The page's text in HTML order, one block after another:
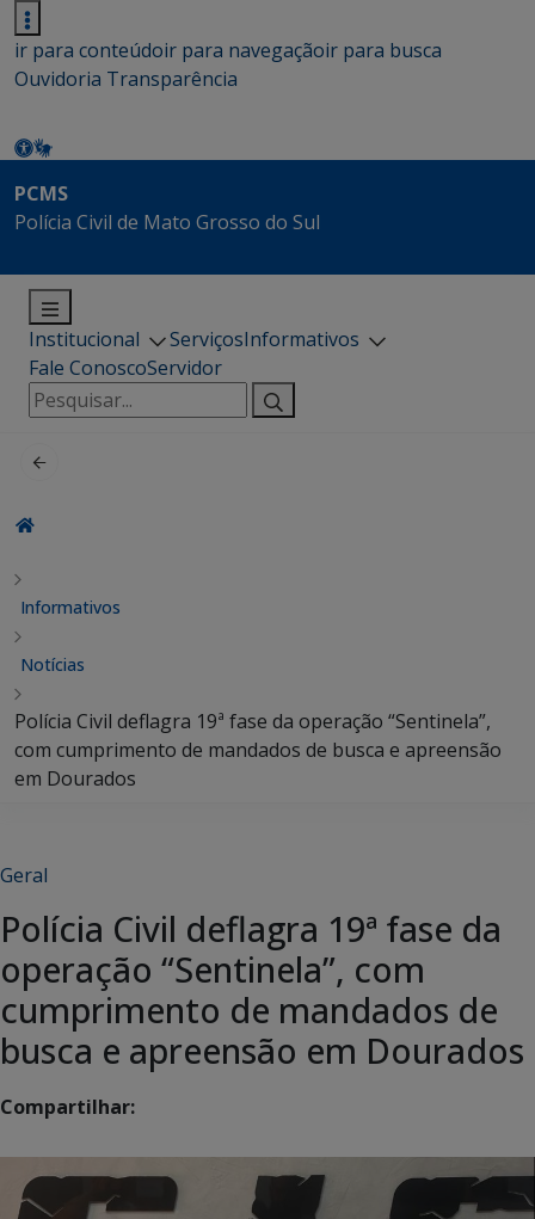
ir para conteúdoir para navegaçãoir para busca
Ouvidoria Transparência
PCMS
Polícia Civil de Mato Grosso do Sul
Institucional ServiçosInformativos
Fale ConoscoServidor
Pesquisar
por:
Informativos
Notícias
Polícia Civil deflagra 19ª fase da operação “Sentinela”,
com cumprimento de mandados de busca e apreensão
em Dourados
Geral
Polícia Civil deflagra 19ª fase da
operação “Sentinela”, com
cumprimento de mandados de
busca e apreensão em Dourados
Compartilhar: